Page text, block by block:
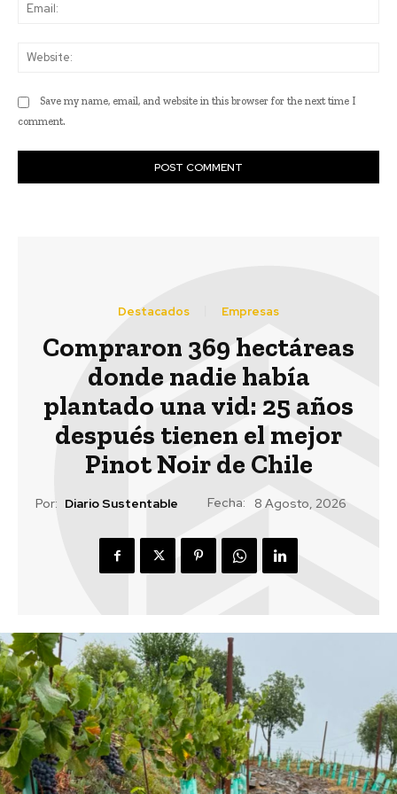
Save my name, email, and website in this browser for the next time I
comment.